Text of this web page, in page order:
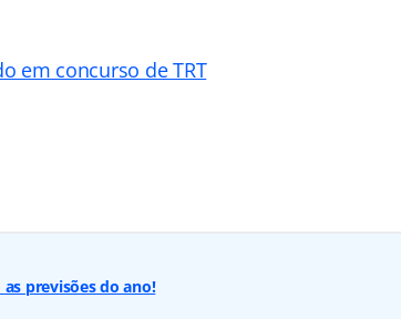
em concurso de TRT
as previsões do ano!